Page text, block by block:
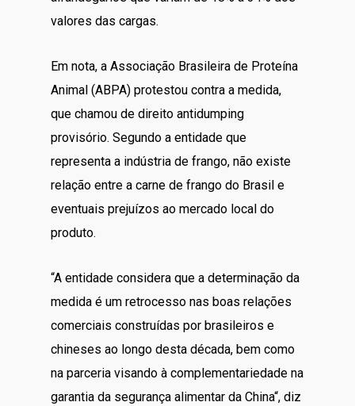
valores das cargas.
Em nota, a Associação Brasileira de Proteína
Animal (ABPA) protestou contra a medida,
que chamou de direito antidumping
provisório. Segundo a entidade que
representa a indústria de frango, não existe
relação entre a carne de frango do Brasil e
eventuais prejuízos ao mercado local do
produto.
“A entidade considera que a determinação da
medida é um retrocesso nas boas relações
comerciais construídas por brasileiros e
chineses ao longo desta década, bem como
na parceria visando à complementariedade na
garantia da segurança alimentar da China“, diz